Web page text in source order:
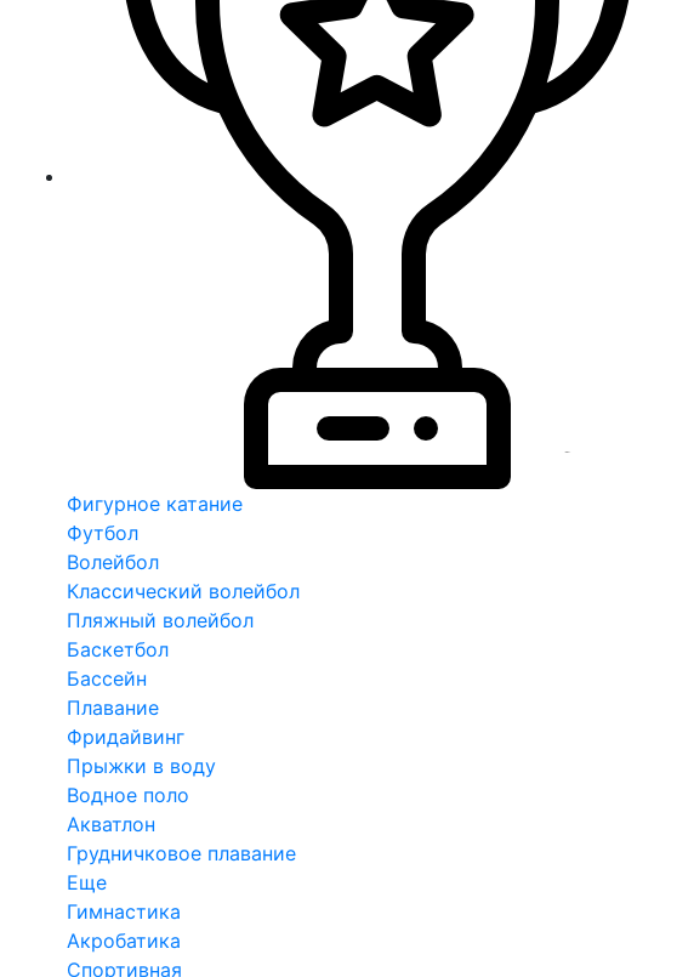
Фигурное катание
Футбол
Волейбол
Классический волейбол
Пляжный волейбол
Баскетбол
Бассейн
Плавание
Фридайвинг
Прыжки в воду
Водное поло
Акватлон
Грудничковое плавание
Еще
Гимнастика
Акробатика
Спортивная